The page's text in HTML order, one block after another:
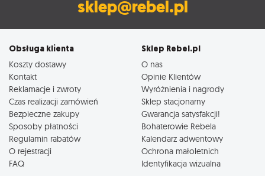
sklep@rebel.pl
Obsługa klienta
Koszty dostawy
Kontakt
Reklamacje i zwroty
Czas realizacji zamówień
Bezpieczne zakupy
Sposoby płatności
Regulamin rabatów
O rejestracji
FAQ
Sklep Rebel.pl
O nas
Opinie Klientów
Wyróżnienia i nagrody
Sklep stacjonarny
Gwarancja satysfakcji!
Bohaterowie Rebela
Kalendarz adwentowy
Ochrona małoletnich
Identyfikacja wizualna